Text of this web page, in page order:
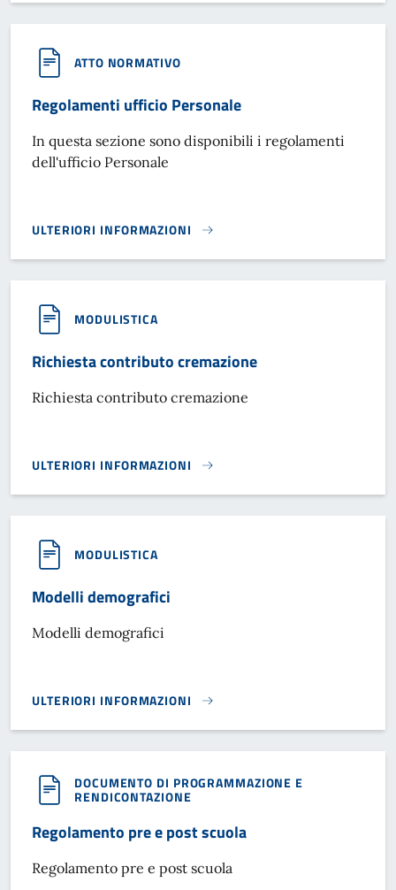
ATTO NORMATIVO
Regolamenti ufficio Personale
In questa sezione sono disponibili i regolamenti
dell'ufficio Personale
ULTERIORI INFORMAZIONI
REGOLAMENTI UFFICIO PERSONALE}
MODULISTICA
Richiesta contributo cremazione
Richiesta contributo cremazione
ULTERIORI INFORMAZIONI
RICHIESTA CONTRIBUTO CREMAZIONE}
MODULISTICA
Modelli demografici
Modelli demografici
ULTERIORI INFORMAZIONI
MODELLI DEMOGRAFICI}
DOCUMENTO DI PROGRAMMAZIONE E
RENDICONTAZIONE
Regolamento pre e post scuola
Regolamento pre e post scuola